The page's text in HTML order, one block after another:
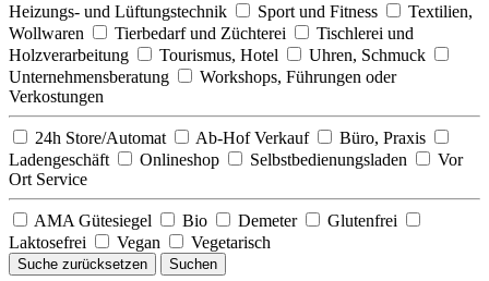
Heizungs- und Lüftungstechnik
Sport und Fitness
Textilien,
Wollwaren
Tierbedarf und Züchterei
Tischlerei und
Holzverarbeitung
Tourismus, Hotel
Uhren, Schmuck
Unternehmensberatung
Workshops, Führungen oder
Verkostungen
24h Store/Automat Ab-Hof Verkauf
Büro, Praxis
Ladengeschäft
Onlineshop Selbstbedienungsladen
Vor
Ort Service
AMA Gütesiegel Bio Demeter
Glutenfrei
Laktosefrei
Vegan Vegetarisch
Suche zurücksetzen Suchen